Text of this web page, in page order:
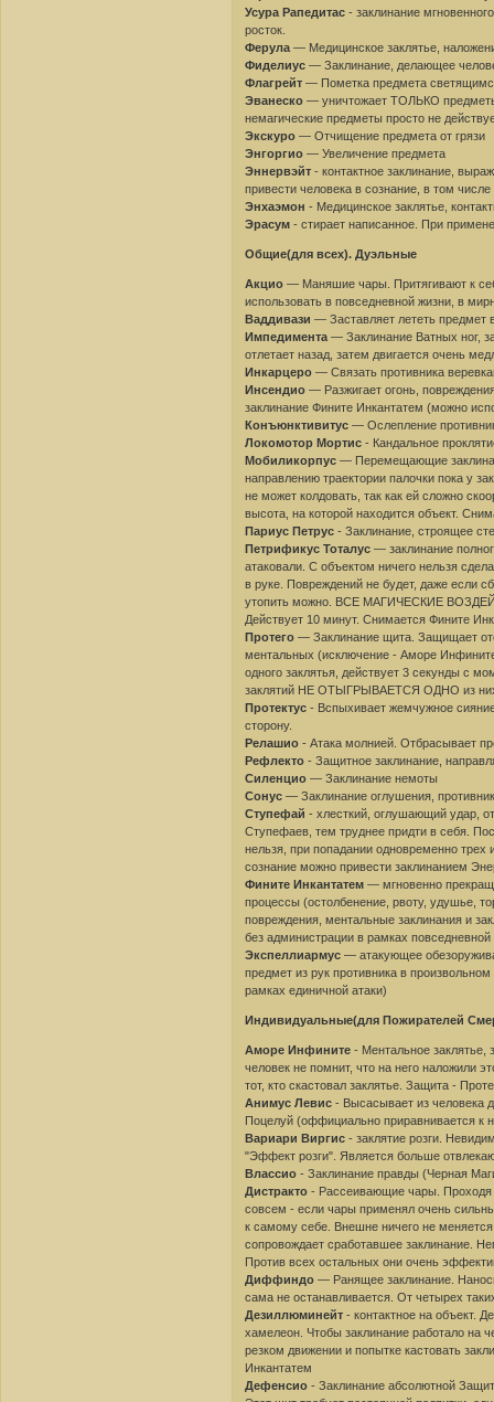
Усура Рапедитас - заклинание
росток.
Ферула — Медицинское заклятье,
Фиделиус — Заклинание, делающее
Флагрейт — Пометка предмета
Эванеско — уничтожает ТОЛЬКО
немагические предметы просто не
Экскуро — Отчищение предмета от грязи
Энгоргио — Увеличение предмета
Эннервэйт- контактное заклинание,
привести человека в сознание, в том
Энхаэмон - Медицинское заклятье,
Эрасум - стирает написанное. При
Общие(для всех). Дуэльные
Акцио — Маняшие чары. Притягивают к
использовать в повседневной жизни, в
Ваддивази — Заставляет лететь предмет
Импедимента — Заклинание Ватных ног,
отлетает назад, затем двигается очень
Инкарцеро — Связать противника
Инсендио — Разжигает огонь,
заклинание Фините Инкантатем (можно
Конъюнктивитус — Ослепление
Локомотор Мортис - Кандальное
Мобиликорпус — Перемещающие
направлению траектории палочки пока у
не может колдовать, так как ей сложно
высота, на которой находится объект.
Париус Петрус - Заклинание, строящее
Петрификус Тоталус — заклинание
атаковали. С объектом ничего нельзя
в руке. Повреждений не будет, даже если
утопить можно. ВСЕ МАГИЧЕСКИЕ
Действует 10 минут. Снимается Фините
Протего — Заклинание щита. Защищает
ментальных (исключение - Аморе
одного заклятья, действует 3 секунды с
заклятий НЕ ОТЫГРЫВАЕТСЯ ОДНО из
Протектус - Вспыхивает жемчужное
сторону.
Релашио - Атака молнией. Отбрасывает
Рефлекто - Защитное заклинание,
Силенцио — Заклинание немоты
Сонус — Заклинание оглушения,
Ступефай - хлесткий, оглушающий удар,
Ступефаев, тем труднее придти в себя.
нельзя, при попадании одновременно
сознание можно привести заклинанием
Фините Инкантатем — мгновенно
процессы (остолбенение, рвоту, удушье,
повреждения, ментальные заклинания и
без администрации в рамках повседневной
Экспеллиармус — атакующее
предмет из рук противника в
рамках единичной атаки)
Индивидуальные(для Пожирателей
Аморе Инфините - Ментальное заклятье,
человек не помнит, что на него наложили
тот, кто скастовал заклятье. Защита -
Анимус Левис - Высасывает из человека
Поцелуй (оффициально приравнивается к
Вариари Виргис - заклятие розги.
"Эффект розги". Является больше
Влассио - Заклинание правды (Черная
Дистракто - Рассеивающие чары. Проходя
совсем - если чары применял очень
к самому себе. Внешне ничего не
сопровождает сработавшее заклинание.
Против всех остальных они очень
Диффиндо — Ранящее заклинание.
сама не останавливается. От четырех
Дезиллюминейт - контактное на объект.
хамелеон. Чтобы заклинание работало на
резком движении и попытке кастовать
Инкантатем
Дефенсио - Заклинание абсолютной